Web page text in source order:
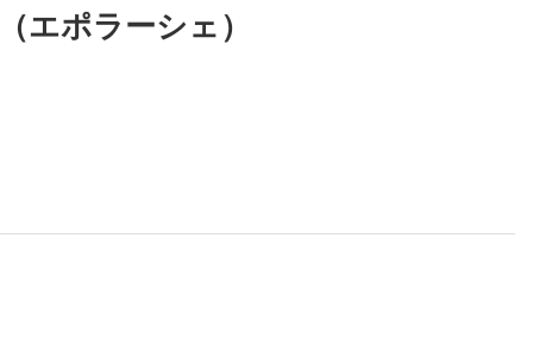
エポラーシェ）